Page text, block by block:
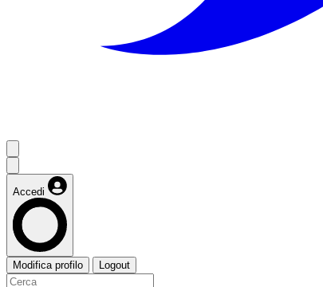
Accedi
Modifica profilo Logout